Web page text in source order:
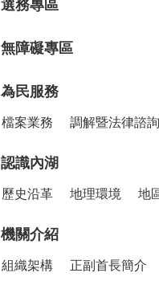
選務專區
無障礙專區
為民服務
檔案業務 調解暨法律諮詢
認識內湖
歷史沿革 地理環境 地
機關介紹
組織架構 正副首長簡介